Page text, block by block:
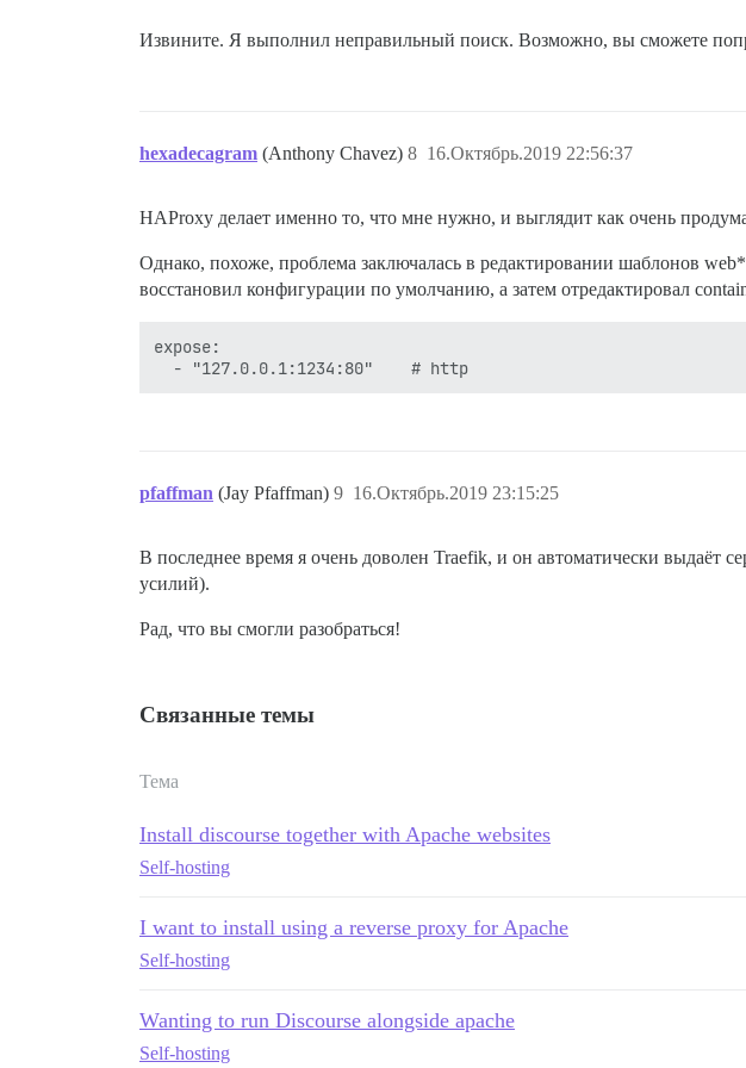
Извините. Я выполнил неправильный поиск. Возможно, вы сможете
hexadecagram (Anthony Chavez) 16.Октябрь.2019 22:56:37
8
HAProxy делает именно то, что мне нужно, и выглядит как очень
Однако, похоже, проблема заключалась в редактировании шаблонов
восстановил конфигурации по умолчанию, а затем отредактировал
expose:
pfaffman (Jay Pfaffman) 16.Октябрь.2019 23:15:25
9
В последнее время я очень доволен Traefik, и он автоматически выдаёт
усилий).
Рад, что вы смогли разобраться!
Связанные темы
Тема
Install discourse together with Apache websites
Self-hosting
I want to install using a reverse proxy for Apache
Self-hosting
Wanting to run Discourse alongside apache
Self-hosting